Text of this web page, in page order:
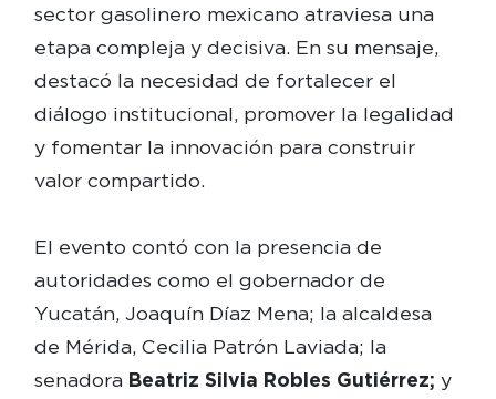
sector gasolinero mexicano atraviesa una
etapa compleja y decisiva. En su mensaje,
destacó la necesidad de fortalecer el
diálogo institucional, promover la legalidad
y fomentar la innovación para construir
valor compartido.
El evento contó con la presencia de
autoridades como el gobernador de
Yucatán, Joaquín Díaz Mena; la alcaldesa
de Mérida, Cecilia Patrón Laviada; la
senadora Beatriz Silvia Robles Gutiérrez; y